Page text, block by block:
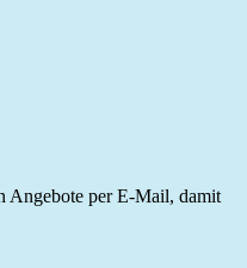
Angebote per E-Mail, damit